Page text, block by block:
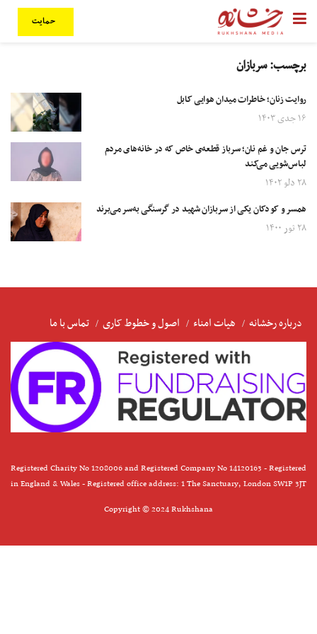
حمایت
برچسب:سربازان
روایت زنان؛ خاطرات میدان هوایی کابل
۱۶ جدی ۱۴۰۳
ترس جان و غم نان؛ سرباز قطعه‌ی خاص که در خانه‌های مردم
لباس‌شویی می‌کند
۲۸ دلو ۱۴۰۲
همسر و کودکان یکی از سربازان شهید در گرسنگی به‌سر می‌برند
۲۸ ثور ۱۴۰۰
درباره رخشانه هیات امناء اصول و خطوط کاری تماس با ما
Registered Charity No 1208006 and Registered Company No 14120163 - Registered
in England & Wales - Registered office address: 1 The Sanctuary, London SW1P 3JT
Copyright © 2024 Rukhshana